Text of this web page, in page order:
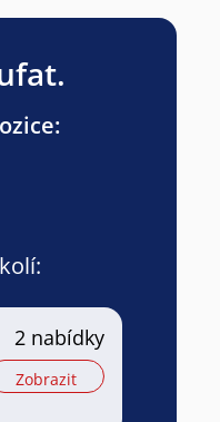
2 nabídky
Zobrazit